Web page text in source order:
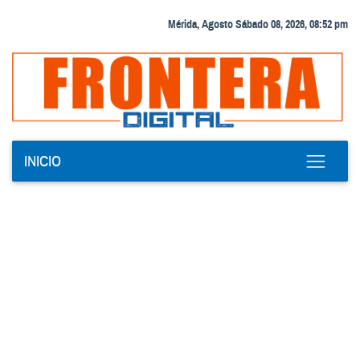
Mérida, Agosto Sábado 08, 2026, 08:52 pm
INICIO